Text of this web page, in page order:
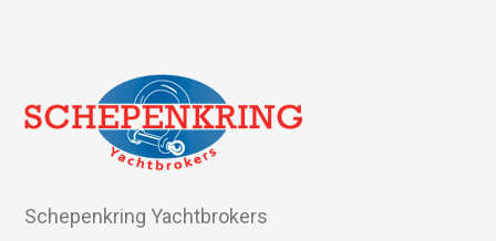
Schepenkring Yachtbrokers